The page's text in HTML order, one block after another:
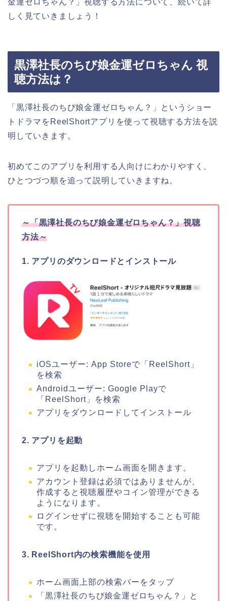
金運ゼロちゃん？ 」視聴する方法について、続いて詳
しく見ていきましょう！
黒澤社長のちび娘金運ゼロちゃん 視
聴方法は？
「黒澤社長のちび娘金運ゼロちゃん？ 」 というショー
トドラマをReelShortアプリを使って視聴する方法を説
明していきます。
初めてこのアプリを利用する人向けにわかりやすく、
ひとつづつ順を追って説明していきますね。
～「黒澤社長のちび娘金運ゼロちゃん？」視聴
方法～
1. アプリのダウンロードとインストール
iOSユーザー: App Storeで「ReelShort」
を検索
Androidユーザー: Google Playで
「ReelShort」を検索
アプリをダウンロードしてインストール
2. アプリを起動
アプリを起動しホーム画面を開きます。
アカウント登録は必須ではありませんが、
作成すると視聴履歴やコイン管理ができる
ようになります。
ログインせずに視聴を開始することも可能
です。
3. ReelShort内の検索機能を使用
ホーム画面上部の検索バーをタップ
「黒澤社長のちび娘金運ゼロちゃん？
」 と